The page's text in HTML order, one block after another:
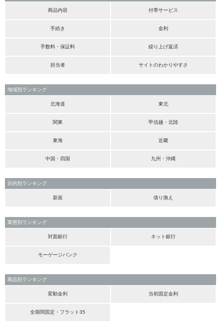
商品内容 付帯サービス
手続き 金利
手数料・保証料 繰り上げ返済
担当者 サイトのわかりやすさ
地域別ランキング
北海道 東北
関東 甲信越・北陸
東海 近畿
中国・四国 九州・沖縄
目的別ランキング
新規 借り換え
業態別ランキング
対面銀行 ネット銀行
モーゲージバンク
商品別ランキング
変動金利 当初固定金利
全期間固定・フラット35